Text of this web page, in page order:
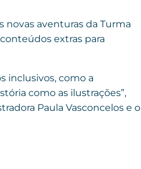
novas aventuras da Turma
extras para
inclusivos, como a
como as ilustrações”,
Paula Vasconcelos e o